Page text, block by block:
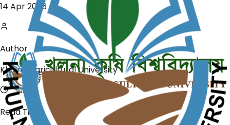
14 Apr 2026
Author
Khulna Agricultural University
Read Time